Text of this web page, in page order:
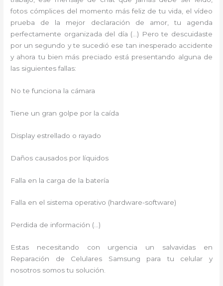
fotos cómplices del momento más feliz de tu vida, el vídeo
prueba de la mejor declaración de amor, tu agenda
perfectamente organizada del día (…) Pero te descuidaste
por un segundo y te sucedió ese tan inesperado accidente
y ahora tu bien más preciado está presentando alguna de
las siguientes fallas:
No te funciona la cámara
Tiene un gran golpe por la caída
Display estrellado o rayado
Daños causados por líquidos
Falla en la carga de la batería
Falla en el sistema operativo (hardware-software)
Perdida de información (…)
Estas necesitando con urgencia un salvavidas en
Reparación de Celulares Samsung para tu celular y
nosotros somos tu solución.